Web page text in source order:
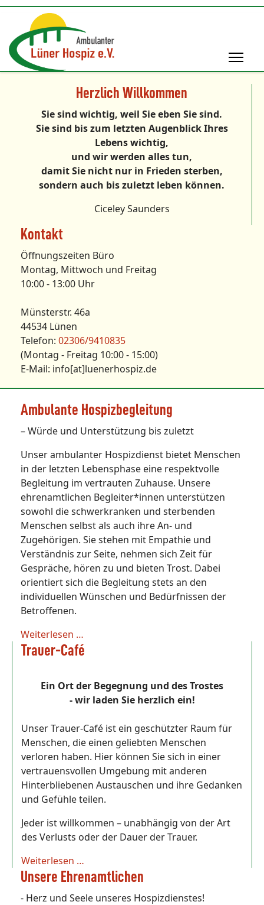
Herzlich Willkommen
Sie sind wichtig, weil Sie eben Sie sind.
Sie sind bis zum letzten Augenblick Ihres
Lebens wichtig,
und wir werden alles tun,
damit Sie nicht nur in Frieden sterben,
sondern auch bis zuletzt leben können.
Ciceley Saunders
Kontakt
Öffnungszeiten Büro
Montag, Mittwoch und Freitag
10:00 - 13:00 Uhr
Münsterstr. 46a
44534 Lünen
Telefon: 02306/9410835
(Montag - Freitag 10:00 - 15:00)
E-Mail: info[at]luenerhospiz.de
Ambulante Hospizbegleitung
– Würde und Unterstützung bis zuletzt
Unser ambulanter Hospizdienst bietet Menschen
in der letzten Lebensphase eine respektvolle
Begleitung im vertrauten Zuhause. Unsere
ehrenamtlichen Begleiter*innen unterstützen
sowohl die schwerkranken und sterbenden
Menschen selbst als auch ihre An- und
Zugehörigen. Sie stehen mit Empathie und
Verständnis zur Seite, nehmen sich Zeit für
Gespräche, hören zu und bieten Trost. Dabei
orientiert sich die Begleitung stets an den
individuellen Wünschen und Bedürfnissen der
Betroffenen.
Weiterlesen …
Trauer-Café
Ein Ort der Begegnung und des Trostes
- wir laden Sie herzlich ein!
Unser Trauer-Café ist ein geschützter Raum für
Menschen, die einen geliebten Menschen
verloren haben. Hier können Sie sich in einer
vertrauensvollen Umgebung mit anderen
Hinterbliebenen Austauschen und ihre Gedanken
und Gefühle teilen.
Jeder ist willkommen – unabhängig von der Art
des Verlusts oder der Dauer der Trauer.
Weiterlesen …
Unsere Ehrenamtlichen
- Herz und Seele unseres Hospizdienstes!